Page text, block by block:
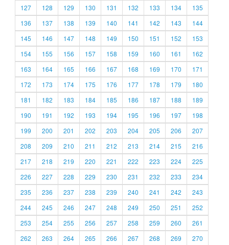
127
128 129 130 131 132 133 134
135
136
137 138 139 140 141 142 143
144
145
146 147 148 149 150 151 152
153
154
155 156 157 158 159 160 161
162
163
164 165 166 167 168 169 170
171
172
173 174 175 176 177 178 179
180
181
182 183 184 185 186 187 188
189
190
191 192 193 194 195 196 197
198
199
200 201 202 203 204 205 206
207
208
209 210 211 212 213 214 215
216
217
218 219 220 221 222 223 224
225
226
227 228 229 230 231 232 233
234
235
236 237 238 239 240 241 242
243
244
245 246 247 248 249 250 251
252
253
254 255 256 257 258 259 260
261
262
263 264 265 266 267 268 269 270